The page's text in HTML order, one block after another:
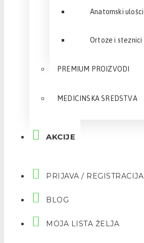
Anatomski ulošci
Ortoze i steznici
PREMIUM PROIZVODI
MEDICINSKA SREDSTVA
AKCIJE
PRIJAVA / REGISTRACIJA
BLOG
MOJA LISTA ŽELJA